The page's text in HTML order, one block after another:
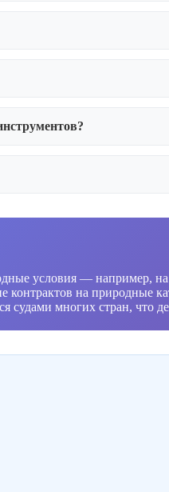
условия — например,
на природные
судами многих стран,